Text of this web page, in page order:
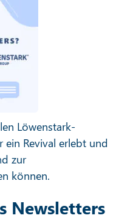
Löwenstark-
ein Revival erlebt und
zur
können.
Newsletters